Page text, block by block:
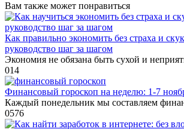
Вам также может понравиться
Как правильно экономить без страха и
руководство шаг за шагом
Экономия не обязана быть сухой и
014
Финансовый гороскоп на неделю: 1-7
Каждый понедельник мы составляем
0576